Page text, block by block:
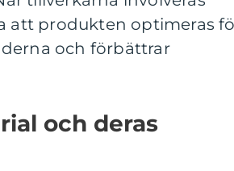
att produkten optimeras
och förbättrar
och deras